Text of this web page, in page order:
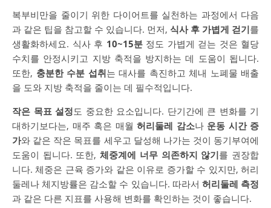
복부비만을 줄이기 위한 다이어트를 실천하는 과정에서 다음
과 같은 팁을 참고할 수 있습니다. 먼저, 식사 후 가볍게 걷기를
생활화하세요. 식사 후 10~15분정도 가볍게 걷는 것은 혈당
수치를 안정시키고 지방 축적을 방지하는 데 도움이 됩니다.
또한, 충분한 수분 섭취는 대사를 촉진하고 체내 노폐물 배출
을 도와 지방 축적을 줄이는 데 필수적입니다.
작은 목표 설정도 중요한 요소입니다. 단기간에 큰 변화를 기
대하기보다는, 매주 혹은 매월 허리둘레 감소나 운동 시간 증
가와 같은 작은 목표를 세우고 달성해 나가는 것이 동기부여에
도움이 됩니다. 또한,체중계에 너무 의존하지 않기를 권장합
니다. 체중은 근육 증가와 같은 이유로 증가할 수 있지만, 허리
둘레나 체지방률은 감소할 수 있습니다. 따라서 허리둘레 측정
과 같은 다른 지표를 사용해 변화를 확인하는 것이 좋습니다.